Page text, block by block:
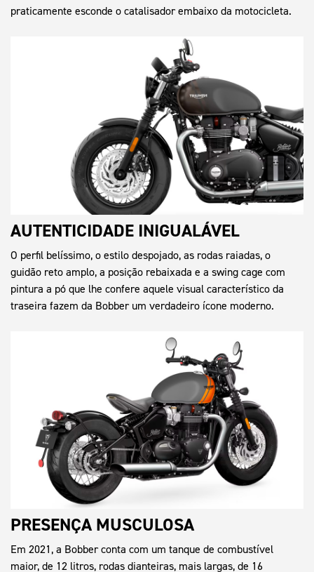
praticamente esconde o catalisador embaixo da motocicleta.
AUTENTICIDADE INIGUALÁVEL
O perfil belíssimo, o estilo despojado, as rodas raiadas, o
guidão reto amplo, a posição rebaixada e a swing cage com
pintura a pó que lhe confere aquele visual característico da
traseira fazem da Bobber um verdadeiro ícone moderno.
PRESENÇA MUSCULOSA
Em 2021, a Bobber conta com um tanque de combustível
maior, de 12 litros, rodas dianteiras, mais largas, de 16